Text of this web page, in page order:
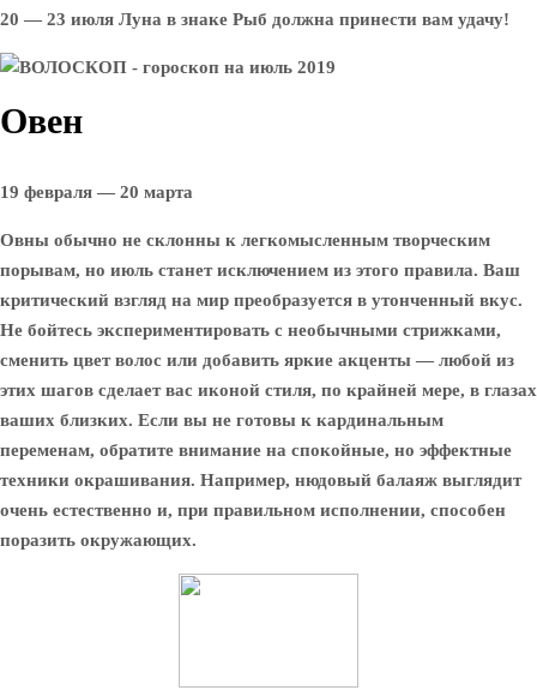
20 — 23 июля Луна в знаке Рыб должна принести вам удачу!
Овен
19 февраля — 20 марта
Овны обычно не склонны к легкомысленным творческим
порывам, но июль станет исключением из этого правила. Ваш
критический взгляд на мир преобразуется в утонченный вкус.
Не бойтесь экспериментировать с необычными стрижками,
сменить цвет волос или добавить яркие акценты — любой из
этих шагов сделает вас иконой стиля, по крайней мере, в глазах
ваших близких. Если вы не готовы к кардинальным
переменам, обратите внимание на спокойные, но эффектные
техники окрашивания. Например, нюдовый балаяж выглядит
очень естественно и, при правильном исполнении, способен
поразить окружающих.